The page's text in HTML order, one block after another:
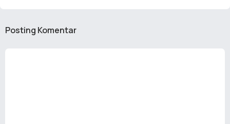
Posting Komentar